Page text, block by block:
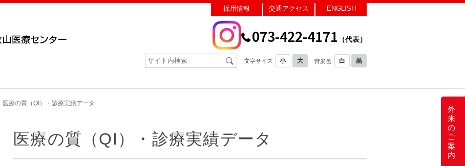
採用情報 交通アクセス ENGLISH
073-422-4171 （代表）
文字サイズ 小 大 背景色 白 黒
医療の質（QI）・診療実績データ
医療の質（QI）・診療実績データ
外
来
の
ご
案
内